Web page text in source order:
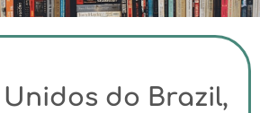
do Brazil,